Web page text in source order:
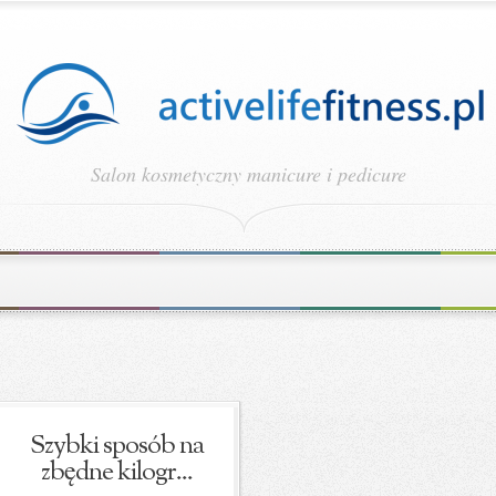
Salon kosmetyczny manicure i pedicure
Szybki sposób na
zbędne kilogr...